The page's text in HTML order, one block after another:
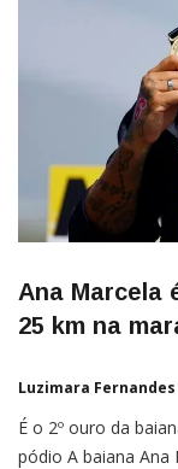
Ana Marcela
25 km na
Luzimara Fernandes
É o 2º ouro da
pódio A baiana Ana